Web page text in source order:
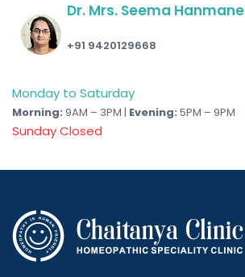
Dr. Mrs. Seema Hanmane
+91 9420129668
Monday to Saturday
Morning: 9AM – 3PM | Evening: 5PM – 9PM
Sunday Closed